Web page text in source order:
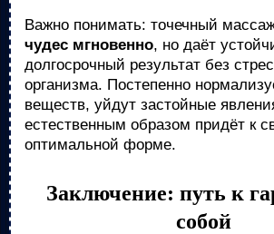
Важно понимать: точечный
чудес мгновенно, но даёт
долгосрочный результат без
организма. Постепенно
веществ, уйдут застойные
естественным образом придёт к
оптимальной форме.
Заключение: путь к
собой